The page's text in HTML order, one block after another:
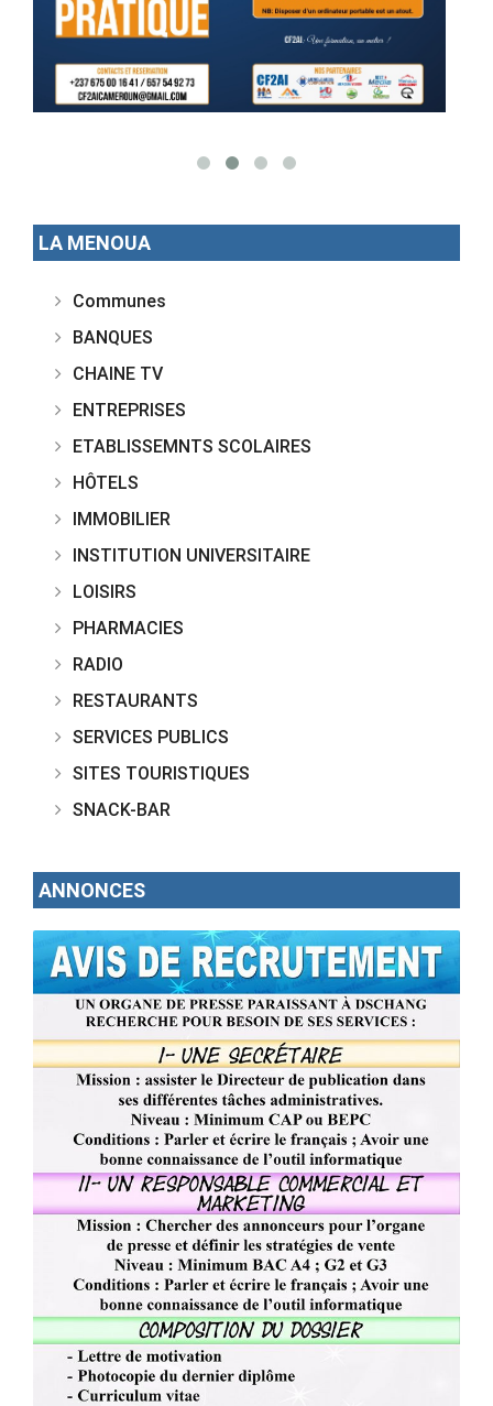
LA MENOUA
Communes
BANQUES
CHAINE TV
ENTREPRISES
ETABLISSEMNTS SCOLAIRES
HÔTELS
IMMOBILIER
INSTITUTION UNIVERSITAIRE
LOISIRS
PHARMACIES
RADIO
RESTAURANTS
SERVICES PUBLICS
SITES TOURISTIQUES
SNACK-BAR
ANNONCES